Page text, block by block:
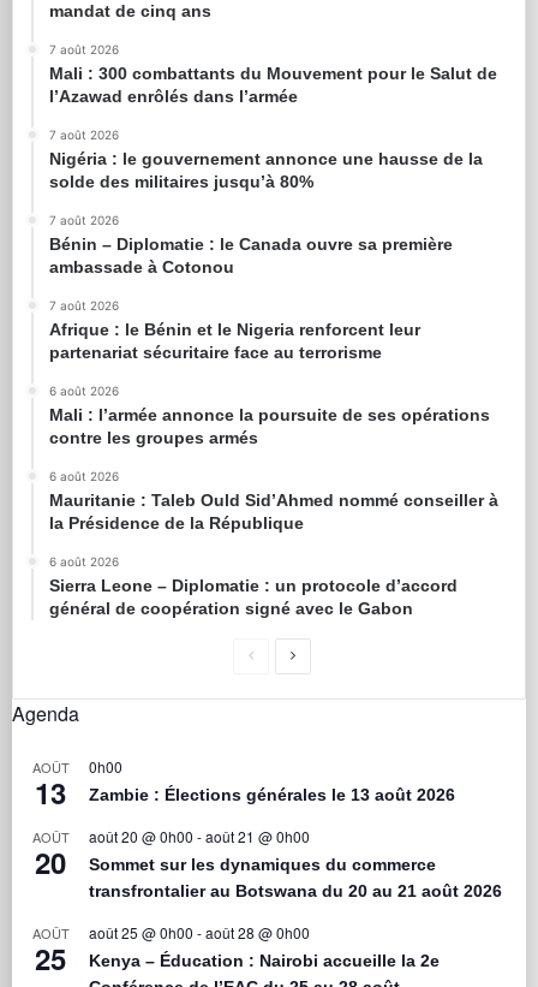
mandat de cinq ans
7 août 2026
Mali : 300 combattants du Mouvement pour le Salut de
l’Azawad enrôlés dans l’armée
7 août 2026
Nigéria : le gouvernement annonce une hausse de la
solde des militaires jusqu’à 80%
7 août 2026
Bénin – Diplomatie : le Canada ouvre sa première
ambassade à Cotonou
7 août 2026
Afrique : le Bénin et le Nigeria renforcent leur
partenariat sécuritaire face au terrorisme
6 août 2026
Mali : l’armée annonce la poursuite de ses opérations
contre les groupes armés
6 août 2026
Mauritanie : Taleb Ould Sid’Ahmed nommé conseiller à
la Présidence de la République
6 août 2026
Sierra Leone – Diplomatie : un protocole d’accord
général de coopération signé avec le Gabon
Agenda
AOÛT
13
0h00
Zambie : Élections générales le 13 août 2026
AOÛT
20
août 20 @ 0h00 -août 21 @ 0h00
Sommet sur les dynamiques du commerce
transfrontalier au Botswana du 20 au 21 août 2026
AOÛT
25
août 25 @ 0h00 -août 28 @ 0h00
Kenya – Éducation : Nairobi accueille la 2e